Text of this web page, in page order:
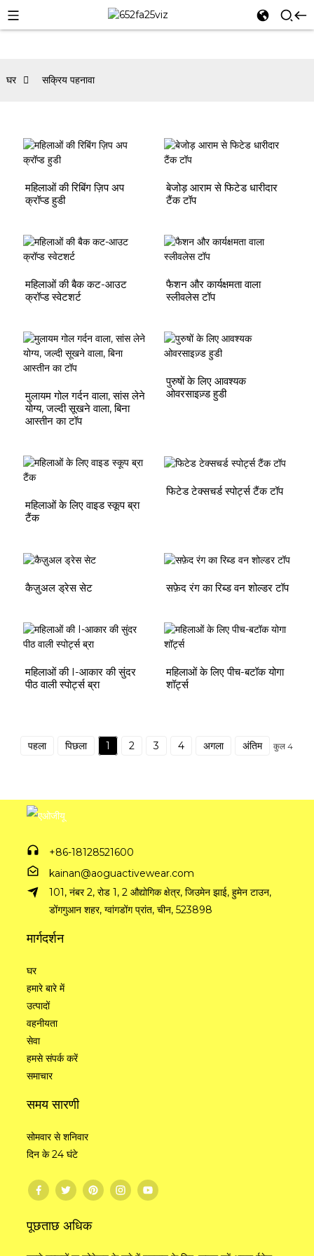
घर सक्रिय पहनावा
महिलाओं की रिबिंग ज़िप अप
क्रॉप्ड हुडी
बेजोड़ आराम से फिटेड धारीदार
टैंक टॉप
महिलाओं की बैक कट-आउट
क्रॉप्ड स्वेटशर्ट
फैशन और कार्यक्षमता वाला
स्लीवलेस टॉप
मुलायम गोल गर्दन वाला, सांस लेने
योग्य, जल्दी सूखने वाला, बिना
आस्तीन का टॉप
पुरुषों के लिए आवश्यक
ओवरसाइज़्ड हुडी
महिलाओं के लिए वाइड स्कूप ब्रा
टैंक
फिटेड टेक्सचर्ड स्पोर्ट्स टैंक टॉप
कैज़ुअल ड्रेस सेट सफ़ेद रंग का रिब्ड वन शोल्डर टॉप
महिलाओं की I-आकार की सुंदर
पीठ वाली स्पोर्ट्स ब्रा
महिलाओं के लिए पीच-बटॉक योगा
शॉर्ट्स
पहला पिछला 1 2 3 4 अगला अंतिम कुल 4
+86-18128521600
kainan@aoguactivewear.com
101, नंबर 2, रोड 1, 2 औद्योगिक क्षेत्र, जिउमेन झाई, हुमेन टाउन,
डोंगगुआन शहर, ग्वांगडोंग प्रांत, चीन, 523898
मार्गदर्शन
घर
हमारे बारे में
उत्पादों
वहनीयता
सेवा
हमसे संपर्क करें
समाचार
समय सारणी
सोमवार से शनिवार
दिन के 24 घंटे
पूछताछ अधिक